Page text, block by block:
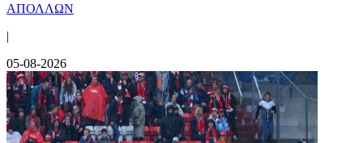
ΑΠΟΛΛΩΝ
|
05-08-2026